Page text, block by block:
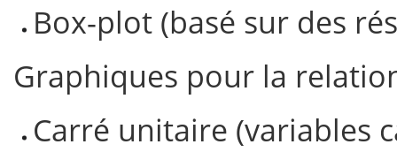
Box-plot (basé sur des
Graphiques pour la
Carré unitaire (variables